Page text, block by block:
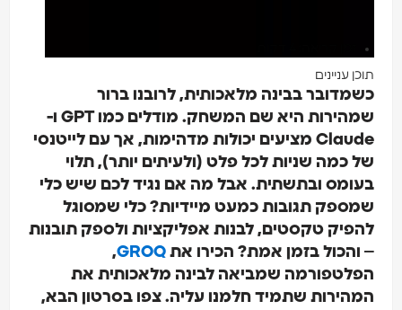
זמן קריאה: 4 דקות
עניינים
בבינה מלאכותית, לרובנו ברור
שמהירות היא שם המשחק. מודלים כמו GPT ו-
Claude מציעים יכולות מדהימות, אך עם לייטנסי
כמה שניות לכל פלט (ולעיתים יותר), תלוי
ובתשתית. אבל מה אם נגיד לכם שיש כלי
תגובות כמעט מיידיות? כלי שמסוגל
טקסטים, לבנות אפליקציות ולספק תובנות
בזמן אמת? הכירו אתGROQ
,
שמביאה לבינה מלאכותית את
שתמיד חלמנו עליה. צפו בסרטון הבא,